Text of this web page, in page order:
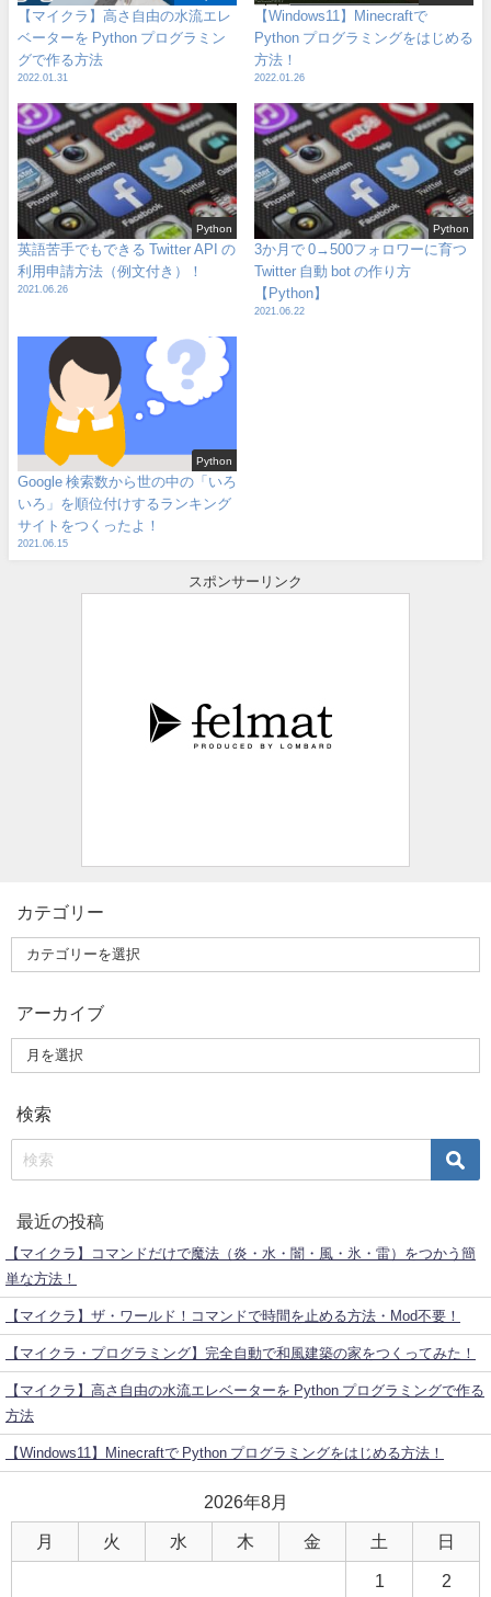
【マイクラ】高さ自由の水流エレ
ベーターを Python プログラミン
グで作る方法
2022.01.31
【Windows11】Minecraftで
Python プログラミングをはじめる
方法！
2022.01.26
Python
英語苦手でもできる Twitter API の
利用申請方法（例文付き）！
2021.06.26
Python
3か月で 0→500フォロワーに育つ
Twitter 自動 bot の作り方
【Python】
2021.06.22
Python
Google 検索数から世の中の「いろ
いろ」を順位付けするランキング
サイトをつくったよ！
2021.06.15
スポンサーリンク
カテゴリー
アーカイブ
検索
最近の投稿
【マイクラ】コマンドだけで魔法（炎・水・闇・風・氷・雷）をつかう簡
単な方法！
【マイクラ】ザ・ワールド！コマンドで時間を止める方法・Mod不要！
【マイクラ・プログラミング】完全自動で和風建築の家をつくってみた！
【マイクラ】高さ自由の水流エレベーターを Python プログラミングで作る
方法
【Windows11】Minecraftで Python プログラミングをはじめる方法！
2026年8月
月 火 水 木 金 土 日
1 2